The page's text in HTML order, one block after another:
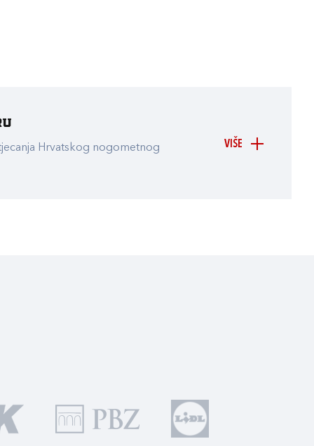
VIŠE
Hrvatskog nogometnog